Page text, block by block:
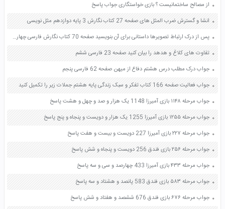
از مصالح ساختمانیست ؟ بازی خواستگاری جواب پاسخ
انشا و گسترش ضرب المثل های صفحه 27 کتاب نگارش 3 پایه دوازدهم مثل نویسی
پس از درک ارتباط تصویرها داستانی برای آن بنویسید صفحه 70 کتاب نگارش فارسی چهارم ابتدایی
تفاوت های کلاغ و هدهد را بیان کنید صفحه 23 فارسی ششم
جواب درک مطلب درس هشتم دفاع از میهن صفحه 62 فارسی پنجم
جواب فعالیت صفحه 166 کتاب تفکر و سبک زندگی پایه هشتم جملات زیر را تکمیل کنید
جواب مرحله ۱۱۴۸ بازی آمیرزا 1148 یک هزار و صد و چهل و هشت پاسخ
جواب مرحله ۱۲۵۵ بازی آمیرزا 1255 یک هزار و دویست و پنجاه و پنج پاسخ
جواب مرحله ۲۲۷ بازی آمیرزا 227 دویست و بیست و هفت پاسخ
جواب مرحله ۲۵۶ بازی فندق 256 دویست و پنجاه و شش پاسخ
جواب مرحله ۴۳۳ بازی آمیرزا 433 چهارصد و سی و سه پاسخ
جواب مرحله ۵۸۳ بازی فندق 583 پانصد و هشتاد و سه پاسخ
جواب مرحله ۶۷۶ بازی فندق 676 ششصد و هفتاد و شش پاسخ